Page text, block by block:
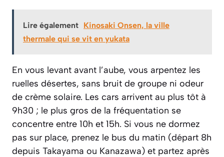
Lire également Kinosaki Onsen, la ville
thermale qui se vit en yukata
En vous levant avant l’aube, vous arpentez les
ruelles désertes, sans bruit de groupe ni odeur
de crème solaire. Les cars arrivent au plus tôt à
9h30 ; le plus gros de la fréquentation se
concentre entre 10h et 15h. Si vous ne dormez
pas sur place, prenez le bus du matin (départ 8h
depuis Takayama ou Kanazawa) et partez après